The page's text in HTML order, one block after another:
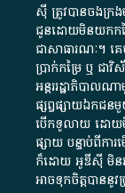
ស៊ី​ ត្រូវ​បាន​ចងក្រ
ជូន​ដោយ​មិន​យក​កម្
ជា​សាធារណៈ​។​ គេ
ប្រាក់​កម្រៃ​ ឬ​ ជា​
អន្តររដ្ឋាភិបាល​
ផ្សព្វផ្សាយ​ឯកជ
បើក​ទូលាយ​ ដោយ​
ផ្សាយ​ បន្ទាប់​ពី​ក
ក៏​ដោយ​ អូ​ឌី​ស៊ី​ មិន​អ
អាច​ទុកចិត្ត​បាននូ